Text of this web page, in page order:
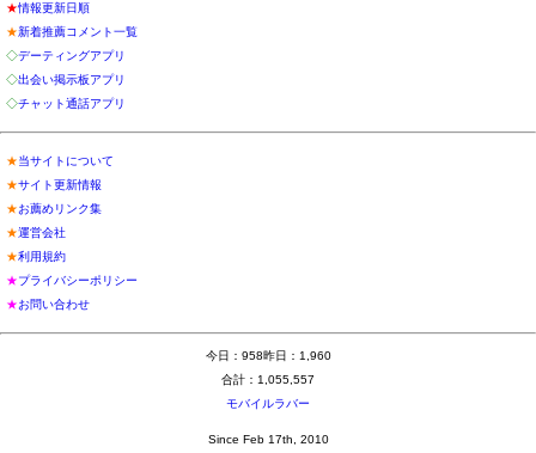
★情報更新日順
★新着推薦コメント一覧
◇デーティングアプリ
◇出会い掲示板アプリ
◇チャット通話アプリ
★当サイトについて
★サイト更新情報
★お薦めリンク集
★運営会社
★利用規約
★プライバシーポリシー
★お問い合わせ
今日：958昨日：1,960
合計：1,055,557
モバイルラバー
Since Feb 17th, 2010